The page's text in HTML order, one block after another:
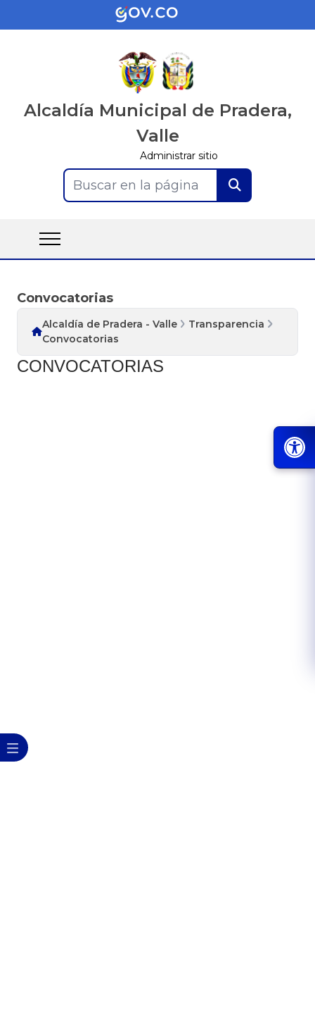
Alcaldía Municipal de Pradera,
Valle
Administrar sitio
Buscar en la página
Convocatorias
Alcaldía de Pradera - Valle
Transparencia
Convocatorias
CONVOCATORIAS